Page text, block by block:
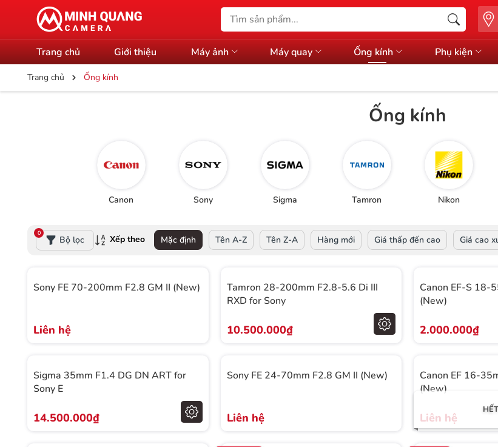
Trang chủ Giới thiệu Máy ảnh Máy quay Ống kính Phụ kiện
Trang chủ Ống kính
Ống kính
Canon Sony Sigma Tamron Nikon
Bộ lọc
0
Xếp theo Mặc định Tên A-Z Tên Z-A Hàng mới Giá thấp đến cao Giá cao
Sony FE 70-200mm F2.8 GM II (New)
Liên hệ
Tamron 28-200mm F2.8-5.6 Di III
RXD for Sony
10.500.000₫
Canon EF-S 18-
(New)
2.000.000₫
Sigma 35mm F1.4 DG DN ART for
Sony E
14.500.000₫
Sony FE 24-70mm F2.8 GM II (New)
Liên hệ
Canon EF 16-
(New)
Liên hệ